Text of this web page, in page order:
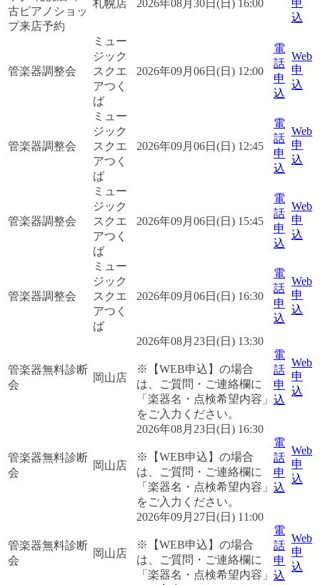
古ピアノショッ
プ来店予約
札幌店 2026年08月30日(日) 16:00
込
管楽器調整会
ミュー
ジック
スクエ
アつく
ば
2026年09月06日(日) 12:00
電
話
申
込
Web
申
込
管楽器調整会
ミュー
ジック
スクエ
アつく
ば
2026年09月06日(日) 12:45
電
話
申
込
Web
申
込
管楽器調整会
ミュー
ジック
スクエ
アつく
ば
2026年09月06日(日) 15:45
電
話
申
込
Web
申
込
管楽器調整会
ミュー
ジック
スクエ
アつく
ば
2026年09月06日(日) 16:30
電
話
申
込
Web
申
込
管楽器無料診断
会
岡山店
2026年08月23日(日) 13:30
※【WEB申込】の場合
は、ご質問・ご連絡欄に
「楽器名・点検希望内容」
をご入力ください。
電
話
申
込
Web
申
込
管楽器無料診断
会
岡山店
2026年08月23日(日) 16:30
※【WEB申込】の場合
は、ご質問・ご連絡欄に
「楽器名・点検希望内容」
をご入力ください。
電
話
申
込
Web
申
込
管楽器無料診断
会
岡山店
2026年09月27日(日) 11:00
※【WEB申込】の場合
は、ご質問・ご連絡欄に
「楽器名・点検希望内容」
電
話
申
込
Web
申
込